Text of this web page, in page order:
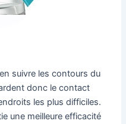
suivre les contours du
donc le contact
les plus difficiles.
une meilleure efficacité